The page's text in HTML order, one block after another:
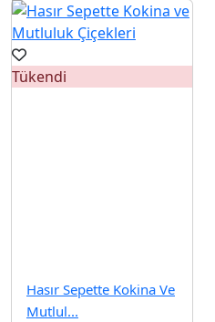
Tükendi
Hasır Sepette Kokina Ve
Mutlul...